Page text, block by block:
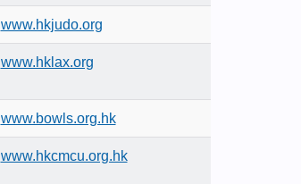
www.hkjudo.org
www.hklax.org
www.bowls.org.hk
www.hkcmcu.org.hk